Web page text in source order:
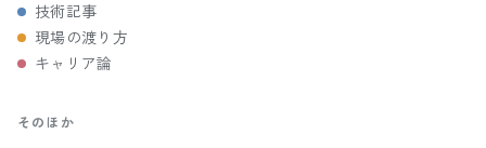
技術記事
現場の渡り方
キャリア論
そのほか